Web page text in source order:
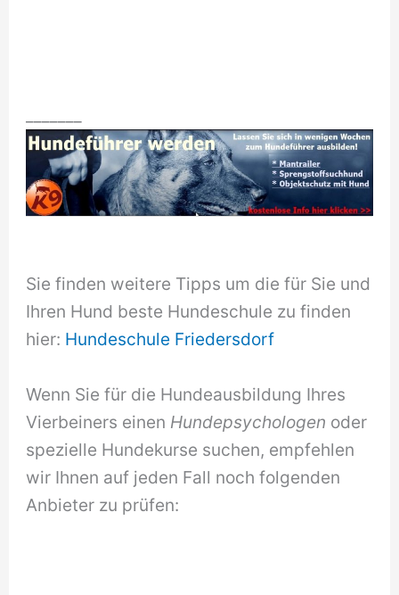
Sie finden weitere Tipps um die für Sie und
Ihren Hund beste Hundeschule zu finden
hier: Hundeschule Friedersdorf
Wenn Sie für die Hundeausbildung Ihres
Vierbeiners einen Hundepsychologen oder
spezielle Hundekurse suchen, empfehlen
wir Ihnen auf jeden Fall noch folgenden
Anbieter zu prüfen: